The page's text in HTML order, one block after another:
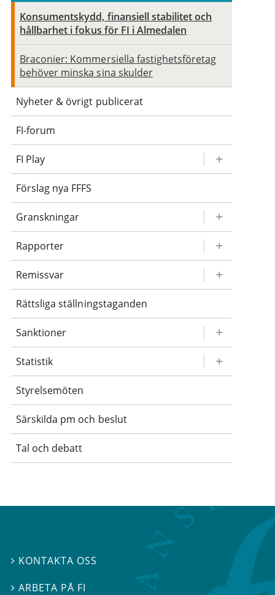
Konsumentskydd, finansiell stabilitet och
hållbarhet i fokus för FI i Almedalen
Braconier: Kommersiella fastighetsföretag
behöver minska sina skulder
Nyheter & övrigt publicerat
FI-forum
FI Play
Förslag nya FFFS
Granskningar
Rapporter
Remissvar
Rättsliga ställningstaganden
Sanktioner
Statistik
Styrelsemöten
Särskilda pm och beslut
Tal och debatt
 KONTAKTA OSS
 ARBETA PÅ FI